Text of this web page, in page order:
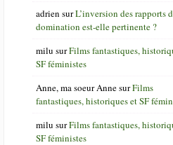
adrien surL’inversion des rapports
domination est-elle pertinente ?
milu surFilms fantastiques,
SF féministes
Anne, ma soeur AnnesurFilms
fantastiques, historiques et SF
milu surFilms fantastiques,
SF féministes